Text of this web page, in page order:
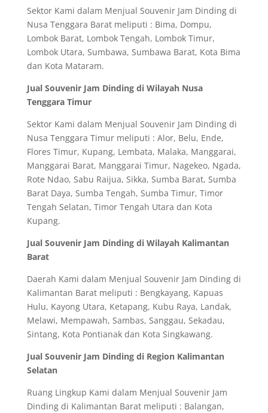
Sektor Kami dalam Menjual Souvenir Jam Dinding di
Nusa Tenggara Barat meliputi : Bima, Dompu,
Lombok Barat, Lombok Tengah, Lombok Timur,
Lombok Utara, Sumbawa, Sumbawa Barat, Kota Bima
dan Kota Mataram.
Jual Souvenir Jam Dinding di Wilayah Nusa
Tenggara Timur
Sektor Kami dalam Menjual Souvenir Jam Dinding di
Nusa Tenggara Timur meliputi : Alor, Belu, Ende,
Flores Timur, Kupang, Lembata, Malaka, Manggarai,
Manggarai Barat, Manggarai Timur, Nagekeo, Ngada,
Rote Ndao, Sabu Raijua, Sikka, Sumba Barat, Sumba
Barat Daya, Sumba Tengah, Sumba Timur, Timor
Tengah Selatan, Timor Tengah Utara dan Kota
Kupang.
Jual Souvenir Jam Dinding di Wilayah Kalimantan
Barat
Daerah Kami dalam Menjual Souvenir Jam Dinding di
Kalimantan Barat meliputi : Bengkayang, Kapuas
Hulu, Kayong Utara, Ketapang, Kubu Raya, Landak,
Melawi, Mempawah, Sambas, Sanggau, Sekadau,
Sintang, Kota Pontianak dan Kota Singkawang.
Jual Souvenir Jam Dinding di Region Kalimantan
Selatan
Ruang Lingkup Kami dalam Menjual Souvenir Jam
Dinding di Kalimantan Barat meliputi : Balangan,